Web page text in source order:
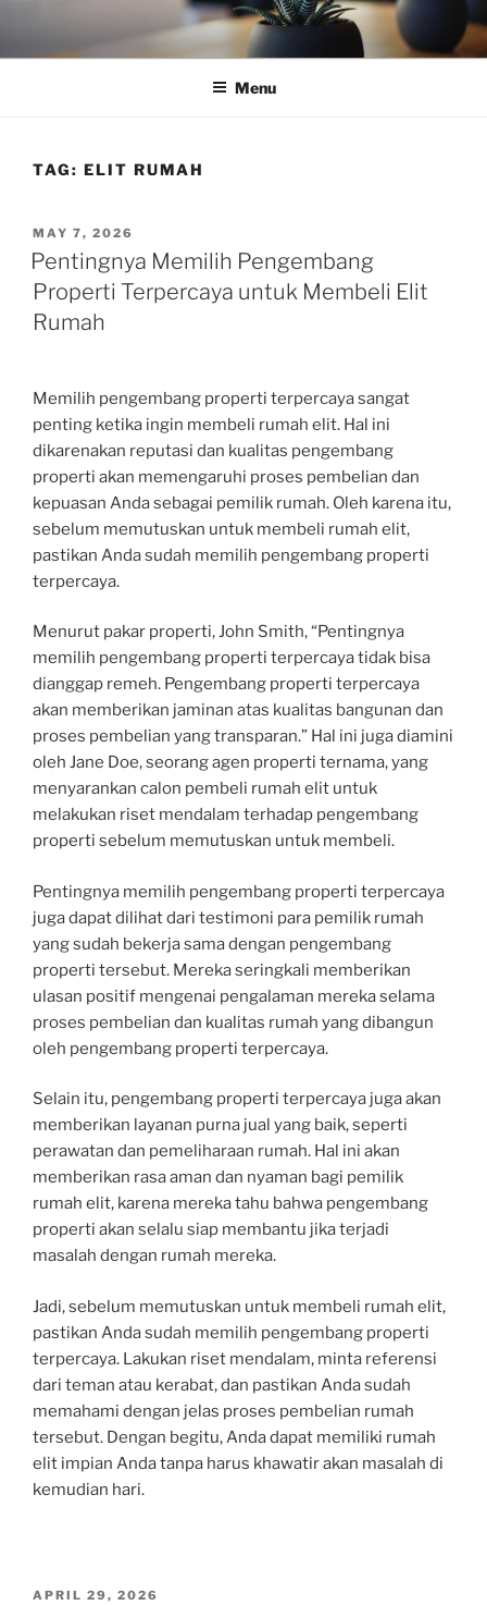
content
Menu
TAG: ELIT RUMAH
POSTED
ON
MAY 7, 2026
Pentingnya Memilih Pengembang
Properti Terpercaya untuk Membeli Elit
Rumah
Memilih pengembang properti terpercaya sangat
penting ketika ingin membeli rumah elit. Hal ini
dikarenakan reputasi dan kualitas pengembang
properti akan memengaruhi proses pembelian dan
kepuasan Anda sebagai pemilik rumah. Oleh karena itu,
sebelum memutuskan untuk membeli rumah elit,
pastikan Anda sudah memilih pengembang properti
terpercaya.
Menurut pakar properti, John Smith, “Pentingnya
memilih pengembang properti terpercaya tidak bisa
dianggap remeh. Pengembang properti terpercaya
akan memberikan jaminan atas kualitas bangunan dan
proses pembelian yang transparan.” Hal ini juga diamini
oleh Jane Doe, seorang agen properti ternama, yang
menyarankan calon pembeli rumah elit untuk
melakukan riset mendalam terhadap pengembang
properti sebelum memutuskan untuk membeli.
Pentingnya memilih pengembang properti terpercaya
juga dapat dilihat dari testimoni para pemilik rumah
yang sudah bekerja sama dengan pengembang
properti tersebut. Mereka seringkali memberikan
ulasan positif mengenai pengalaman mereka selama
proses pembelian dan kualitas rumah yang dibangun
oleh pengembang properti terpercaya.
Selain itu, pengembang properti terpercaya juga akan
memberikan layanan purna jual yang baik, seperti
perawatan dan pemeliharaan rumah. Hal ini akan
memberikan rasa aman dan nyaman bagi pemilik
rumah elit, karena mereka tahu bahwa pengembang
properti akan selalu siap membantu jika terjadi
masalah dengan rumah mereka.
Jadi, sebelum memutuskan untuk membeli rumah elit,
pastikan Anda sudah memilih pengembang properti
terpercaya. Lakukan riset mendalam, minta referensi
dari teman atau kerabat, dan pastikan Anda sudah
memahami dengan jelas proses pembelian rumah
tersebut. Dengan begitu, Anda dapat memiliki rumah
elit impian Anda tanpa harus khawatir akan masalah di
kemudian hari.
POSTED
APRIL 29, 2026